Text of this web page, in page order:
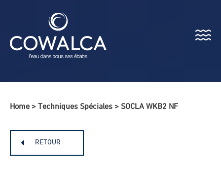
Menu
Home > Techniques Spéciales > SOCLA WKB2 NF
RETOUR